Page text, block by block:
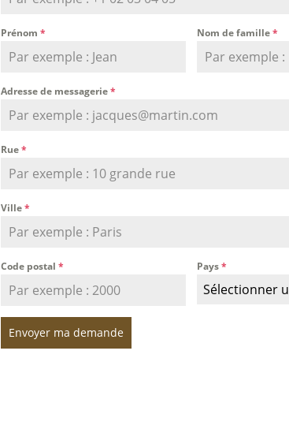
Prénom * Nom de famille*
Adresse de messagerie*
Rue*
Ville*
Code postal * Pays*
Sélectionner
Envoyer ma demande